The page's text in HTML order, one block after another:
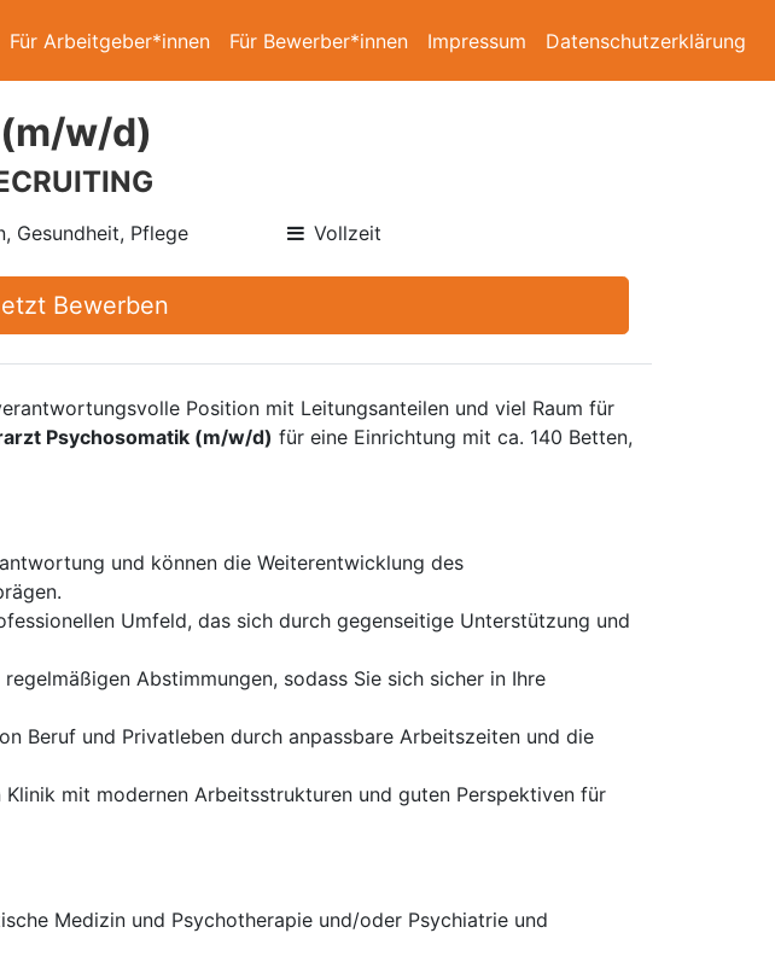
Für Arbeitgeber*innen Für Bewerber*innen Impressum Datenschutzerklärung
w/d)
Gesundheit, Pflege Vollzeit
Bewerben
Position mit Leitungsanteilen und viel Raum für
Psychosomatik (m/w/d) für eine Einrichtung mit ca. 140 Betten,
und können die Weiterentwicklung des
Umfeld, das sich durch gegenseitige Unterstützung und
Abstimmungen, sodass Sie sich sicher in Ihre
Beruf und Privatleben durch anpassbare Arbeitszeiten und die
mit modernen Arbeitsstrukturen und guten Perspektiven für
Medizin und Psychotherapie und/oder Psychiatrie und